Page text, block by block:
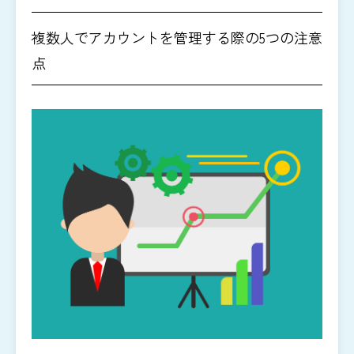
複数人でアカウントを管理する際の5つの注意
点